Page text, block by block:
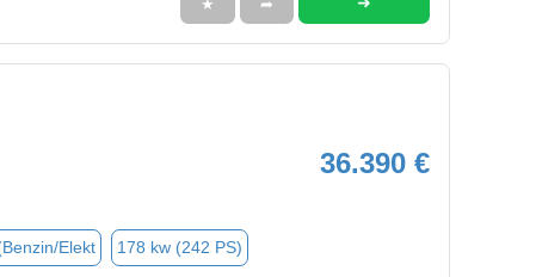
★ ➦
36.390 €
Elekt 178 kw (242 PS)